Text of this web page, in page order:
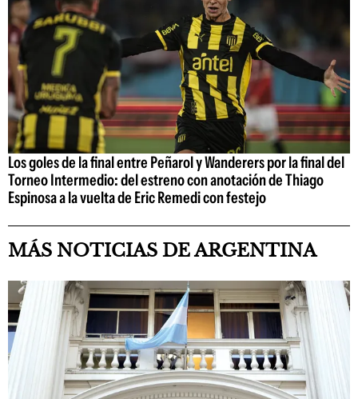
Los goles de la final entre Peñarol y Wanderers por la final del
Torneo Intermedio: del estreno con anotación de Thiago
Espinosa a la vuelta de Eric Remedi con festejo
MÁS NOTICIAS DE ARGENTINA